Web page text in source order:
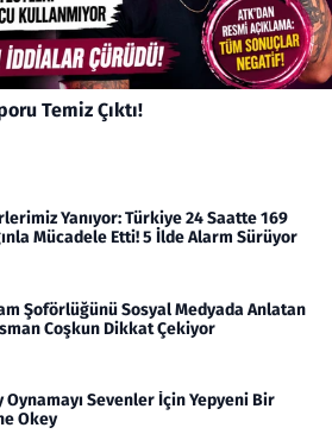
Temiz Çıktı!
Yanıyor: Türkiye 24 Saatte 169
Mücadele Etti! 5 İlde Alarm Sürüyor
Şoförlüğünü Sosyal Medyada Anlatan
Coşkun Dikkat Çekiyor
Oynamayı Sevenler İçin Yepyeni Bir
Okey